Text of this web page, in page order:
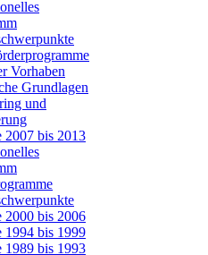
Vor­ha­ben
Grund­la­gen
und
2007 bis 2013
2000 bis 2006
1994 bis 1999
1989 bis 1993